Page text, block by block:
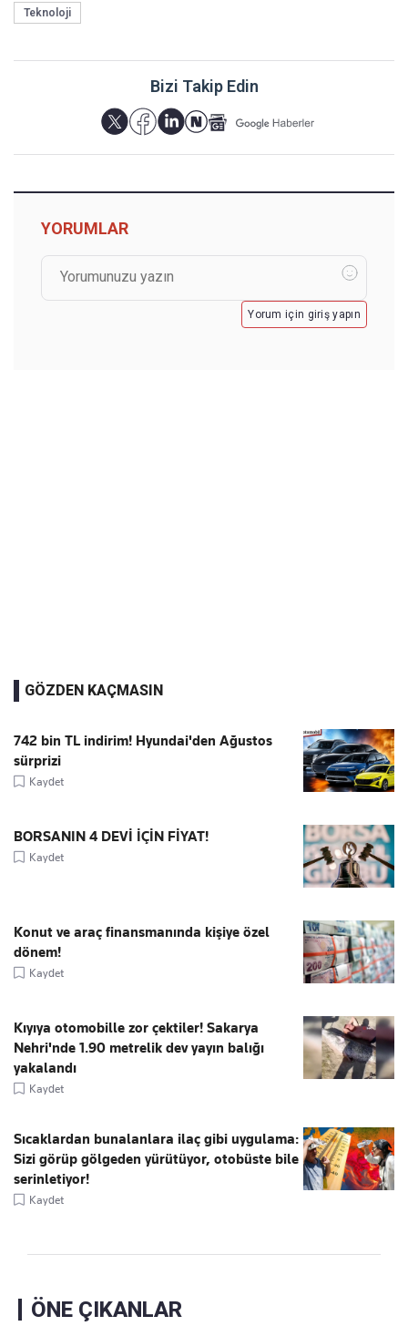
Teknoloji
Bizi Takip Edin
YORUMLAR
Yorum için giriş yapın
GÖZDEN KAÇMASIN
742 bin TL indirim! Hyundai'den Ağustos
sürprizi
Kaydet
BORSANIN 4 DEVİ İÇİN FİYAT!
Kaydet
Konut ve araç finansmanında kişiye özel
dönem!
Kaydet
Kıyıya otomobille zor çektiler! Sakarya
Nehri'nde 1.90 metrelik dev yayın balığı
yakalandı
Kaydet
Sıcaklardan bunalanlara ilaç gibi uygulama:
Sizi görüp gölgeden yürütüyor, otobüste bile
serinletiyor!
Kaydet
ÖNE ÇIKANLAR